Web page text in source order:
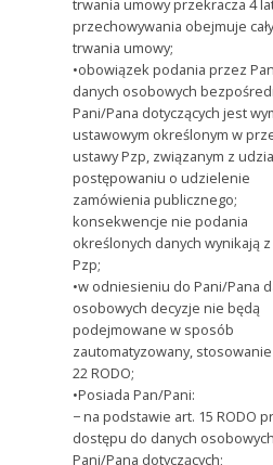
trwania umowy przekracza 4
przechowywania obejmuje
trwania umowy;
•obowiązek podania przez
danych osobowych
Pani/Pana dotyczących jest
ustawowym określonym w
ustawy Pzp, związanym z
postępowaniu o udzielenie
zamówienia publicznego;
konsekwencje nie podania
określonych danych wynikają
Pzp;
•w odniesieniu do Pani/Pana
osobowych decyzje nie będą
podejmowane w sposób
zautomatyzowany,
22 RODO;
•Posiada Pan/Pani:
− na podstawie art. 15 RODO
dostępu do danych
Pani/Pana dotyczących;